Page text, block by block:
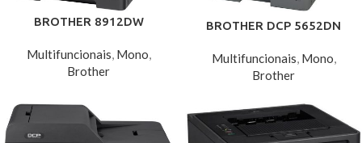
BROTHER 8912DW
Multifuncionais, Mono,
Brother
BROTHER DCP 5652DN
Multifuncionais, Mono,
Brother